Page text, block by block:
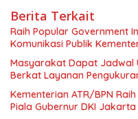
Berita Terkait
Raih Popular Government
Komunikasi Publik
Masyarakat Dapat Jadwal
Berkat Layanan
Kementerian ATR/BPN
Piala Gubernur DKI Jakarta